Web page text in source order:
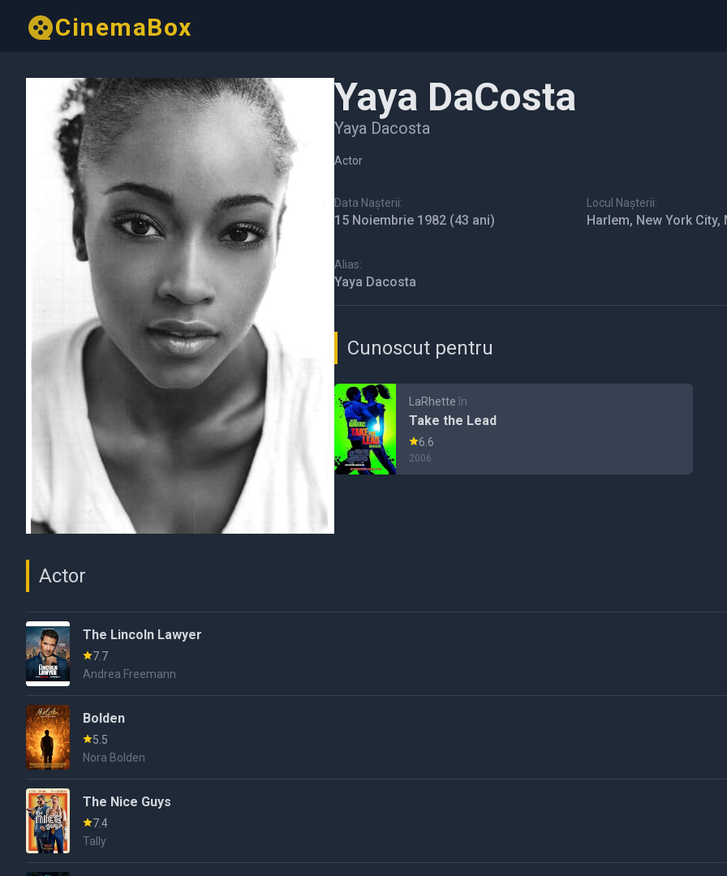
CinemaBox
Yaya DaCosta
Yaya Dacosta
Actor
Data Nașterii:
15 Noiembrie 1982 (43 ani)
Locul Nașterii:
Harlem, New York City,
Alias:
Yaya Dacosta
Cunoscut pentru
LaRhette în
Take the Lead
6.6
2006
Actor
The Lincoln Lawyer
7.7
Andrea Freemann
Bolden
5.5
Nora Bolden
The Nice Guys
7.4
Tally